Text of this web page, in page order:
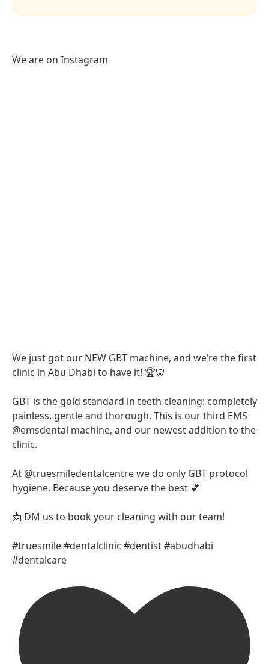
We are on Instagram
We just got our NEW GBT machine, and we’re the first
clinic in Abu Dhabi to have it! 🏆🦷
GBT is the gold standard in teeth cleaning: completely
painless, gentle and thorough. This is our third EMS
@emsdental machine, and our newest addition to the
clinic.
At @truesmiledentalcentre we do only GBT protocol
hygiene. Because you deserve the best 💕
📩 DM us to book your cleaning with our team!
#truesmile #dentalclinic #dentist #abudhabi
#dentalcare